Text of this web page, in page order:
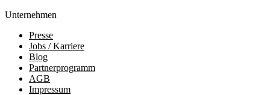
Unternehmen
Presse
Jobs / Karriere
Blog
Partnerprogramm
AGB
Impressum